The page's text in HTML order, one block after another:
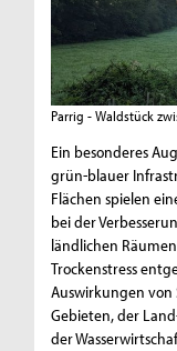
Parrig - Waldstück
Ein besonderes
grün-blauer
Flächen spielen
bei der
ländlichen
Trockenstress
Auswirkungen
Gebieten, der
der